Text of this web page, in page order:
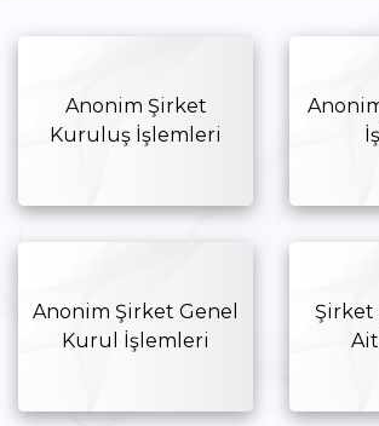
Anonim Şirket
Kuruluş İşlemleri
Anonim Şirket Genel
Kurul İşlemleri